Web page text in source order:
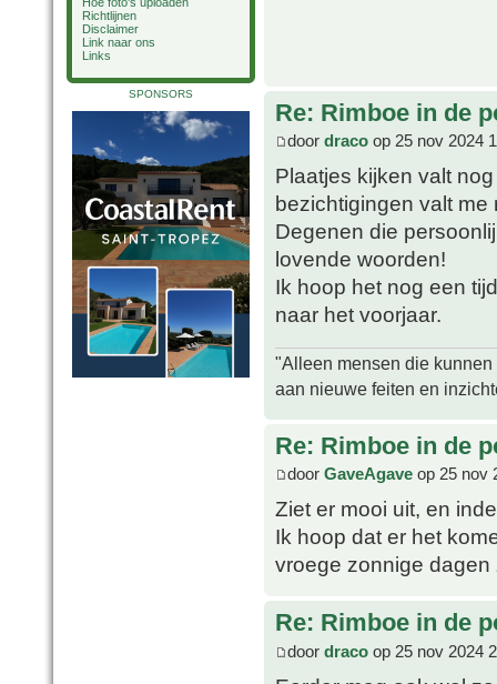
Richtlijnen
Disclaimer
Link naar ons
Links
SPONSORS
Re: Rimboe in de
door draco op 25 nov 2024
Plaatjes kijken valt
bezichtigingen valt me
Degenen die
lovende woorden!
Ik hoop het nog een
naar het voorjaar.
"Alleen mensen die
aan nieuwe feiten en
Re: Rimboe in de
door GaveAgave op 25 nov
Ziet er mooi uit, en
Ik hoop dat er het
vroege zonnige dagen
Re: Rimboe in de
door draco op 25 nov 2024